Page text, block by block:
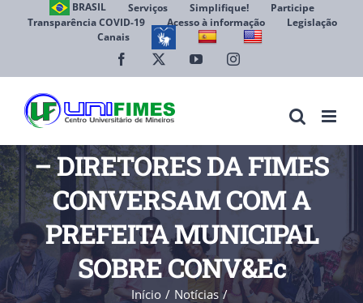
BRASIL Serviços Simplifique!
Participe
Transparência COVID-19
Acesso à informação
Legislação
Canais
Facebook YouTubeInstagram
– DIRETORES DA FIMES
CONVERSAM COM A
PREFEITA MUNICIPAL
SOBRE CONV&Ec
Início
Notícias